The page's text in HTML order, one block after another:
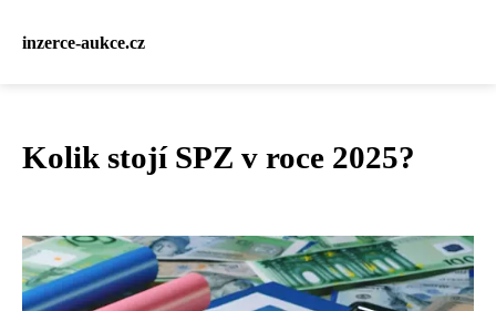
inzerce-aukce.cz
Kolik stojí SPZ v roce 2025?